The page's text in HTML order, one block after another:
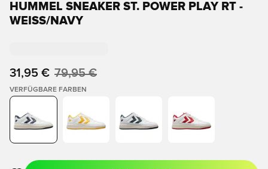
HUMMEL SNEAKER ST. POWER PLAY RT -
WEISS/NAVY
31,95 € 79,95 €
VERFÜGBARE FARBEN